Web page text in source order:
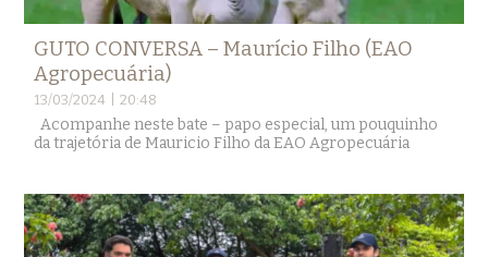
GUTO CONVERSA – Maurício Filho (EAO
Agropecuária)
13/03/2024 | 20:48
Acompanhe neste bate – papo especial, um pouquinho
da trajetória de Mauricio Filho da EAO Agropecuária